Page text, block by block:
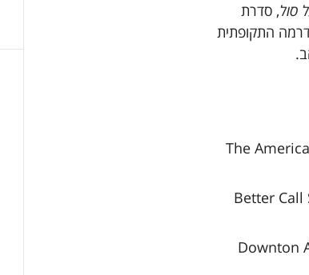
סול, סדרת
התקופתית
The
Better Call
Downton